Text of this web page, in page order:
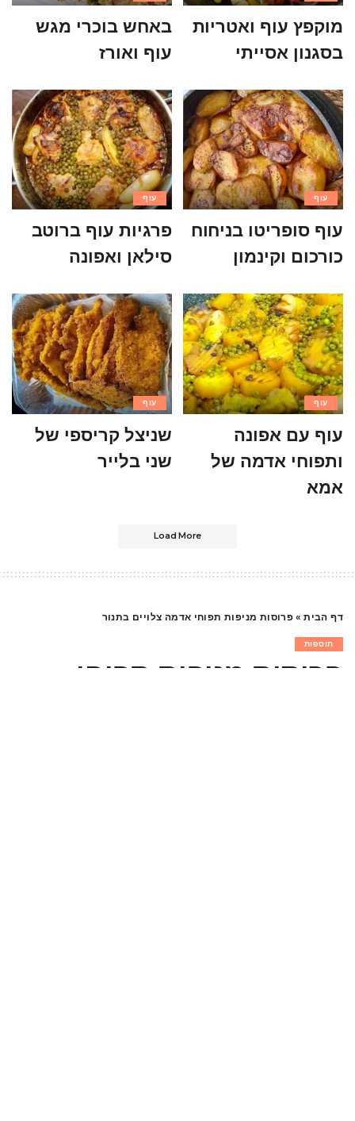
מוקפץ עוף ואטריות
בסגנון אסייתי
באחש בוכרי מגש
עוף ואורז
עוף
עוף סופריטו בניחוח
כורכום וקינמון
עוף
פרגיות עוף ברוטב
סילאן ואפונה
עוף
עוף עם אפונה
ותפוחי אדמה של
אמא
עוף
שניצל קריספי של
שני בלייר
Load More
דף הבית» פרוסות מניפות תפוחי אדמה צלויים בתנור
תוספות
פרוסות מניפות תפוחי